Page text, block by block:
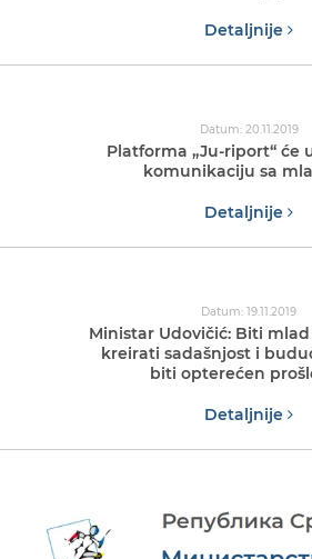
Detaljnije
Datum: 20.11.2019
Platforma „Ju-riport“ će
komunikaciju sa
Detaljnije
Datum: 19.11.2019
Ministar Udovičić: Biti
kreirati sadašnjost i
biti opterećen
Detaljnije